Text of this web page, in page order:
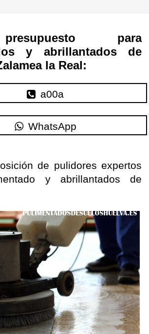
para
y abrillantados de
la Real:
a00a
WhatsApp
de pulidores expertos
y abrillantados de